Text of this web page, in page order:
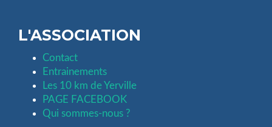
L'ASSOCIATION
Contact
Entrainements
Les 10 km de Yerville
PAGE FACEBOOK
Qui sommes-nous ?